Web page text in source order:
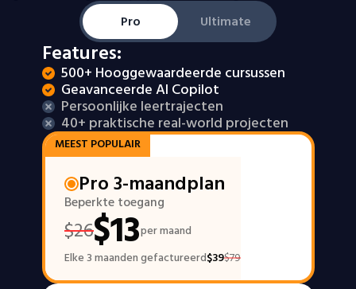
Pro
Ultimate
Features:
500+ Hooggewaardeerde cursussen
Geavanceerde AI Copilot
Persoonlijke leertrajecten
40+ praktische real-world projecten
MEEST POPULAIR
Pro 3-maandplan
Beperkte toegang
$26$13per maand
Elke 3 maanden gefactureerd$39$79